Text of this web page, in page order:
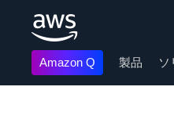
Amazon Q 製品 ソ